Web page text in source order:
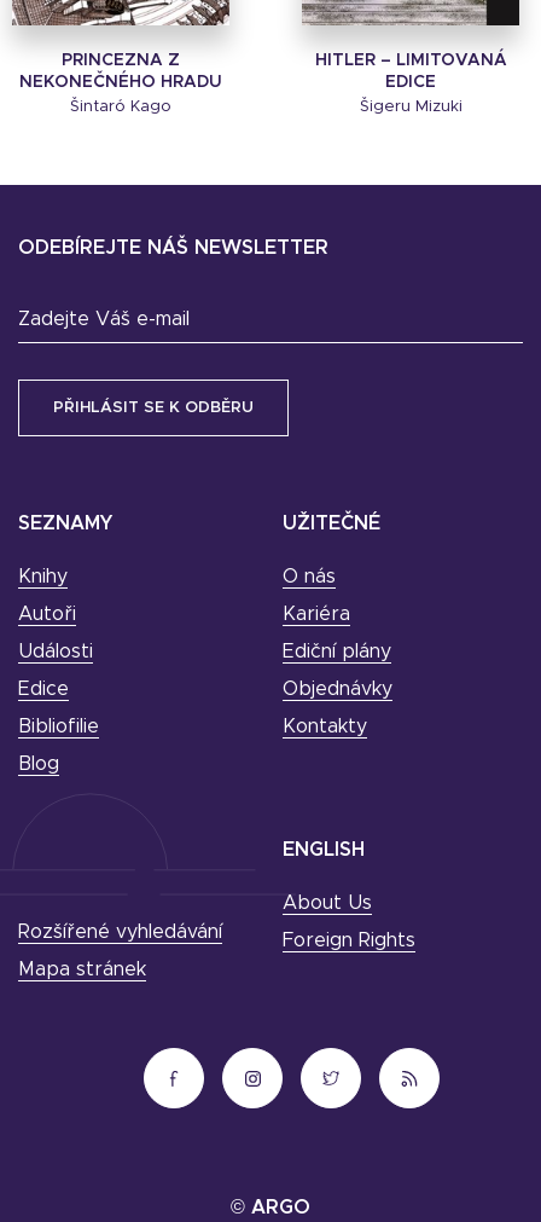
PRINCEZNA Z
NEKONEČNÉHO HRADU
Šintaró Kago
HITLER – LIMITOVANÁ
EDICE
Šigeru Mizuki
SEZNAMY
Knihy
Autoři
Události
Edice
Bibliofilie
Blog
UŽITEČNÉ
O nás
Kariéra
Ediční plány
Objednávky
Kontakty
ODEBÍREJTE NÁŠ NEWSLETTER
Zadejte Váš e-mail
ENGLISH
About Us
Foreign Rights
Rozšířené vyhledávání
Mapa stránek
© ARGO